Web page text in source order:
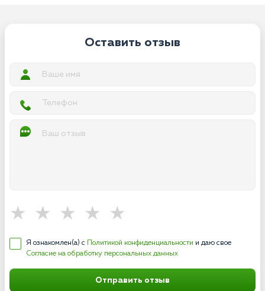
Оставить отзыв
Я ознакомлен(а) с Политикой конфиденциальности и даю свое
Согласие на обработку персональных данных
Отправить отзыв